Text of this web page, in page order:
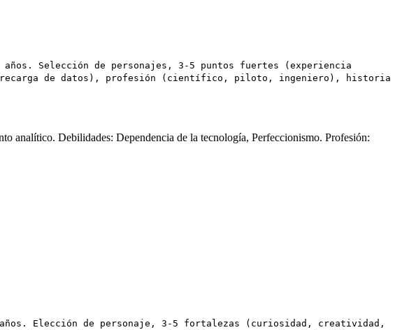
años. Selección de personajes, 3-5 puntos fuertes (experiencia
de datos), profesión (científico, piloto, ingeniero), historia
analítico. Debilidades: Dependencia de la tecnología, Perfeccionismo. Profesión:
años. Elección de personaje, 3-5 fortalezas (curiosidad, creatividad,